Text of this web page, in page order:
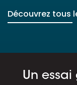
Découvrez tous
Un